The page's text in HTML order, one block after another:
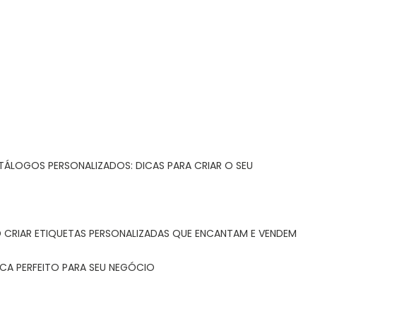
PERSONALIZADOS: DICAS PARA CRIAR O SEU
CRIAR ETIQUETAS PERSONALIZADAS QUE ENCANTAM E VENDEM
PERFEITO PARA SEU NEGÓCIO